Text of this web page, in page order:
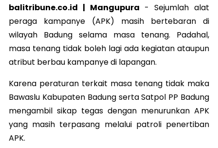
balitribune.co.id | Mangupura -Sejumlah alat
peraga kampanye (APK) masih bertebaran di
wilayah Badung selama masa tenang. Padahal,
masa tenang tidak boleh lagi ada kegiatan ataupun
atribut berbau kampanye di lapangan.
Karena peraturan terkait masa tenang tidak maka
Bawaslu Kabupaten Badung serta Satpol PP Badung
mengambil sikap tegas dengan menurunkan APK
yang masih terpasang melalui patroli penertiban
APK.